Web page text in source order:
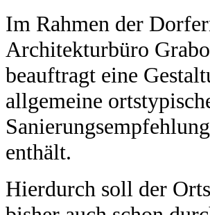
Im Rahmen der
Architekturbüro
beauftragt eine
allgemeine
enthält.
Hierdurch soll der